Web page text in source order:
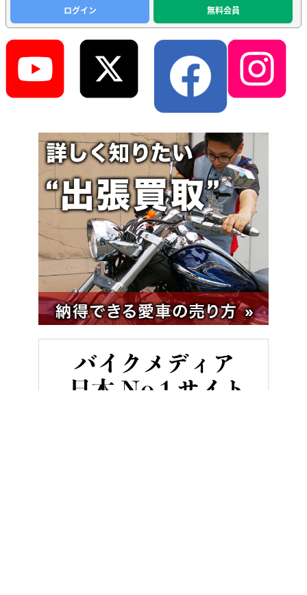
ログイン
無料会員